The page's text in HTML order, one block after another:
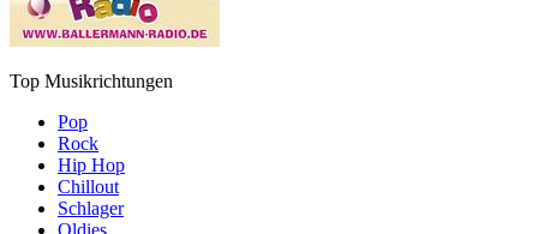
Top Musikrichtungen
Pop
Rock
Hip Hop
Chillout
Schlager